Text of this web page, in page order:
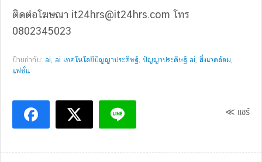
ติดต่อโฆษณา it24hrs@it24hrs.com โทร
0802345023
ป้ายกำกับ: ai, ai เทคโนโลยีปัญญาประดิษฐ์, ปัญญาประดิษฐ์ ai, สิ่งแวดล้อม,
แฟชั่น
≪ แชร์